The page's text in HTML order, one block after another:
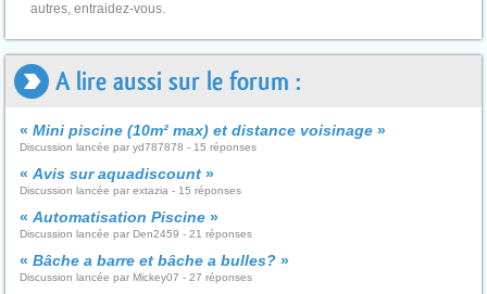
autres, entraidez-vous.
A lire aussi sur le forum :
« Mini piscine (10m² max) et distance voisinage »
Discussion lancée par yd787878 - 15 réponses
« Avis sur aquadiscount »
Discussion lancée par extazia - 15 réponses
« Automatisation Piscine »
Discussion lancée par Den2459 - 21 réponses
« Bâche a barre et bâche a bulles? »
Discussion lancée par Mickey07 - 27 réponses